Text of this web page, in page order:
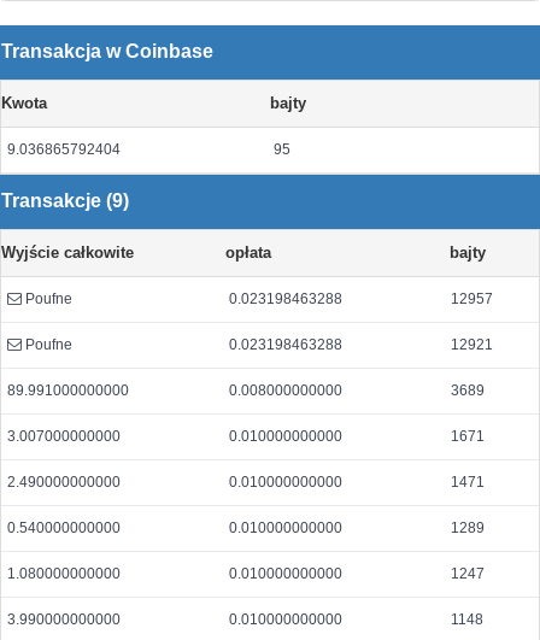
Transakcja w Coinbase
Kwota bajty
9.036865792404 95
Transakcje (9)
Wyjście całkowite opłata bajty
Poufne 0.023198463288 12957
Poufne 0.023198463288 12921
89.991000000000 0.008000000000 3689
3.007000000000 0.010000000000 1671
2.490000000000 0.010000000000 1471
0.540000000000 0.010000000000 1289
1.080000000000 0.010000000000 1247
3.990000000000 0.010000000000 1148